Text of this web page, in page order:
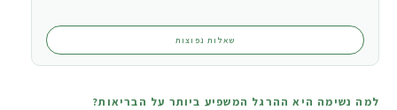
שאלות נפוצות
למה נשימה היא ההרגל המשפיע ביותר על הבריאות?